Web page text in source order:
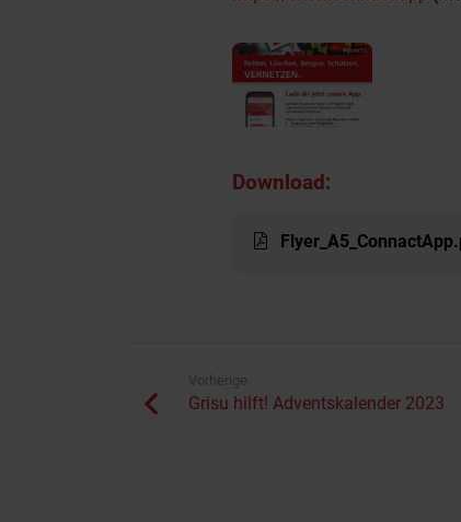
Download:
Vorherige
Grisu hilft! Adventskalender 2023